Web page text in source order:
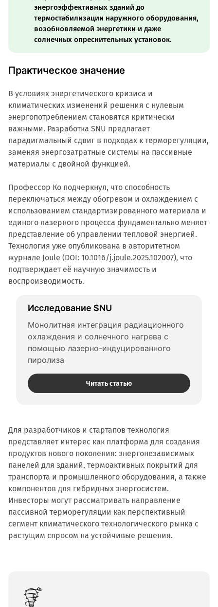
энергоэффективных зданий до
термостабилизации наружного оборудования,
возобновляемой энергетики и даже
солнечных опреснительных установок.
Практическое значение
В условиях энергетического кризиса и
климатических изменений решения с нулевым
энергопотреблением становятся критически
важными. Разработка SNU предлагает
парадигмальный сдвиг в подходах к терморегуляции,
заменяя энергозатратные системы на пассивные
материалы с двойной функцией.
Профессор Ко подчеркнул, что способность
переключаться между обогревом и охлаждением с
использованием стандартизированного материала и
единого лазерного процесса фундаментально меняет
представление об управлении тепловой энергией.
Технология уже опубликована в авторитетном
журнале Joule (DOI: 10.1016/j.joule.2025.102007), что
подтверждает её научную значимость и
воспроизводимость.
Исследование SNU
Монолитная интеграция радиационного
охлаждения и солнечного нагрева с
помощью лазерно-индуцированного
пиролиза
Читать статью
Для разработчиков и стартапов технология
представляет интерес как платформа для создания
продуктов нового поколения: энергонезависимых
панелей для зданий, термоактивных покрытий для
транспорта и промышленного оборудования, а также
компонентов для гибридных энергосистем.
Инвесторы могут рассматривать направление
пассивной терморегуляции как перспективный
сегмент климатического технологического рынка с
растущим спросом на устойчивые решения.